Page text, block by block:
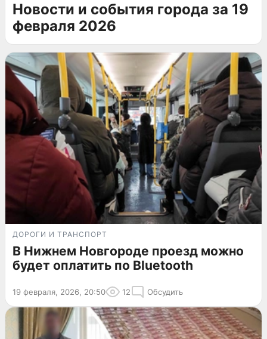
Новости и события города за 19
февраля 2026
ДОРОГИ И ТРАНСПОРТ
В Нижнем Новгороде проезд можно
будет оплатить по Bluetooth
19 февраля, 2026, 20:50 12 Обсудить